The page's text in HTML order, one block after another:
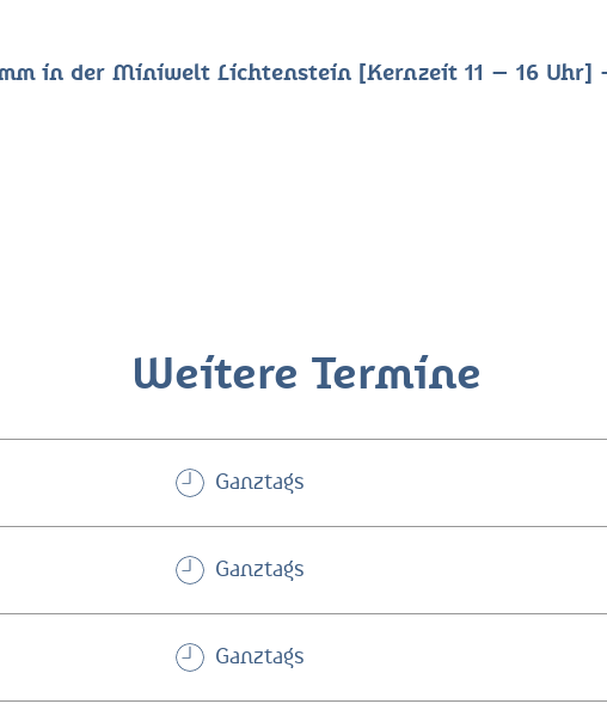
in der Miniwelt Lichtenstein [Kernzeit 11 – 16
Weitere Termine
Ganztags
Ganztags
Ganztags